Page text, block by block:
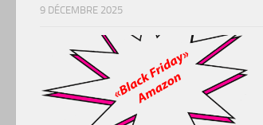
9 DÉCEMBRE 2025